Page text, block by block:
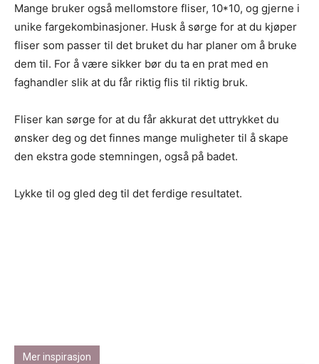
Mange bruker også mellomstore fliser, 10*10, og gjerne i
unike fargekombinasjoner. Husk å sørge for at du kjøper
fliser som passer til det bruket du har planer om å bruke
dem til. For å være sikker bør du ta en prat med en
faghandler slik at du får riktig flis til riktig bruk.
Fliser kan sørge for at du får akkurat det uttrykket du
ønsker deg og det finnes mange muligheter til å skape
den ekstra gode stemningen, også på badet.
Lykke til og gled deg til det ferdige resultatet.
Mer inspirasjon